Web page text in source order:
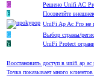
G
Решено Unifi AC
E
Посоветйте
UniFi Ap Ac Pro не
G
Выбор страны/
Y
UniFi Protect
Восстановить доступ в unifi ap ac
Точка показывает много